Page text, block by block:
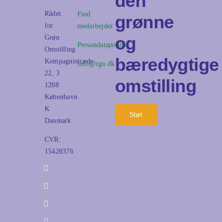
Rådet
for
Grøn
Omstilling
Kompagnistræde
22, 3
1208
København
K
Danmark
CVR:
15428376
Find
medarbejder
Persondatapolitik
info@rgo.dk
grønne
og
bæredygtige
omstilling
Støt